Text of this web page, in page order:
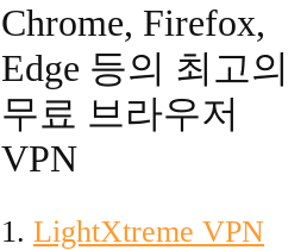
Chrome, Firefox,
Edge 등의 최고의
무료 브라우저
VPN
1. LightXtreme VPN